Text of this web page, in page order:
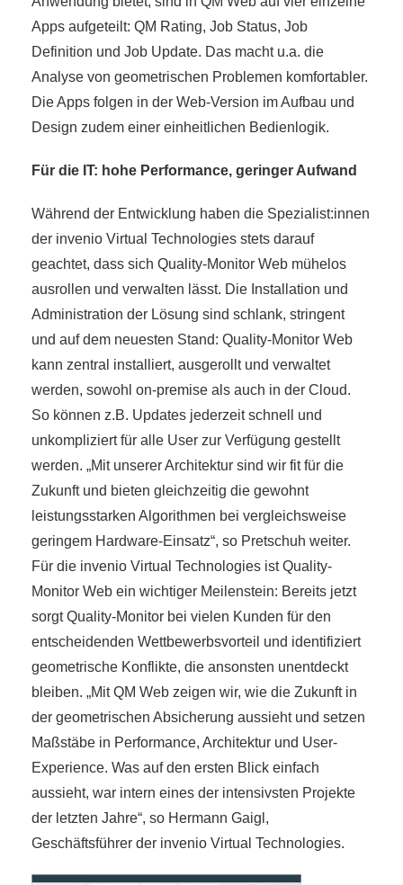
Apps aufgeteilt: QM Rating, Job Status, Job
Definition und Job Update. Das macht u.a. die
Analyse von geometrischen Problemen komfortabler.
Die Apps folgen in der Web-Version im Aufbau und
Design zudem einer einheitlichen Bedienlogik.
Für die IT: hohe Performance, geringer Aufwand
Während der Entwicklung haben die Spezialist:innen
der invenio Virtual Technologies stets darauf
geachtet, dass sich Quality-Monitor Web mühelos
ausrollen und verwalten lässt. Die Installation und
Administration der Lösung sind schlank, stringent
und auf dem neuesten Stand: Quality-Monitor Web
kann zentral installiert, ausgerollt und verwaltet
werden, sowohl on-premise als auch in der Cloud.
So können z.B. Updates jederzeit schnell und
unkompliziert für alle User zur Verfügung gestellt
werden. „Mit unserer Architektur sind wir fit für die
Zukunft und bieten gleichzeitig die gewohnt
leistungsstarken Algorithmen bei vergleichsweise
geringem Hardware-Einsatz“, so Pretschuh weiter.
Für die invenio Virtual Technologies ist Quality-
Monitor Web ein wichtiger Meilenstein: Bereits jetzt
sorgt Quality-Monitor bei vielen Kunden für den
entscheidenden Wettbewerbsvorteil und identifiziert
geometrische Konflikte, die ansonsten unentdeckt
bleiben. „Mit QM Web zeigen wir, wie die Zukunft in
der geometrischen Absicherung aussieht und setzen
Maßstäbe in Performance, Architektur und User-
Experience. Was auf den ersten Blick einfach
aussieht, war intern eines der intensivsten Projekte
der letzten Jahre“, so Hermann Gaigl,
Geschäftsführer der invenio Virtual Technologies.